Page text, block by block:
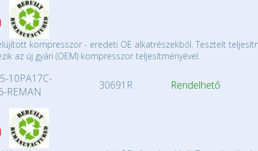
kompresszor - eredeti OE alkatrészekből. Tesztelt
az új gyári (OEM) kompresszor teljesítményével.
10PA17C-
REMAN
30691R Rendelhető